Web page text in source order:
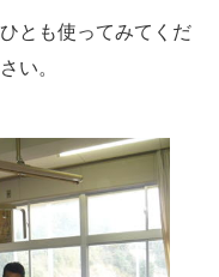
ひとも使ってみてくだ
さい。